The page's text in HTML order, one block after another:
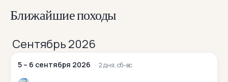
Ближайшие походы
Сентябрь 2026
5 – 6 сентября 2026 2 дня, сб–вс